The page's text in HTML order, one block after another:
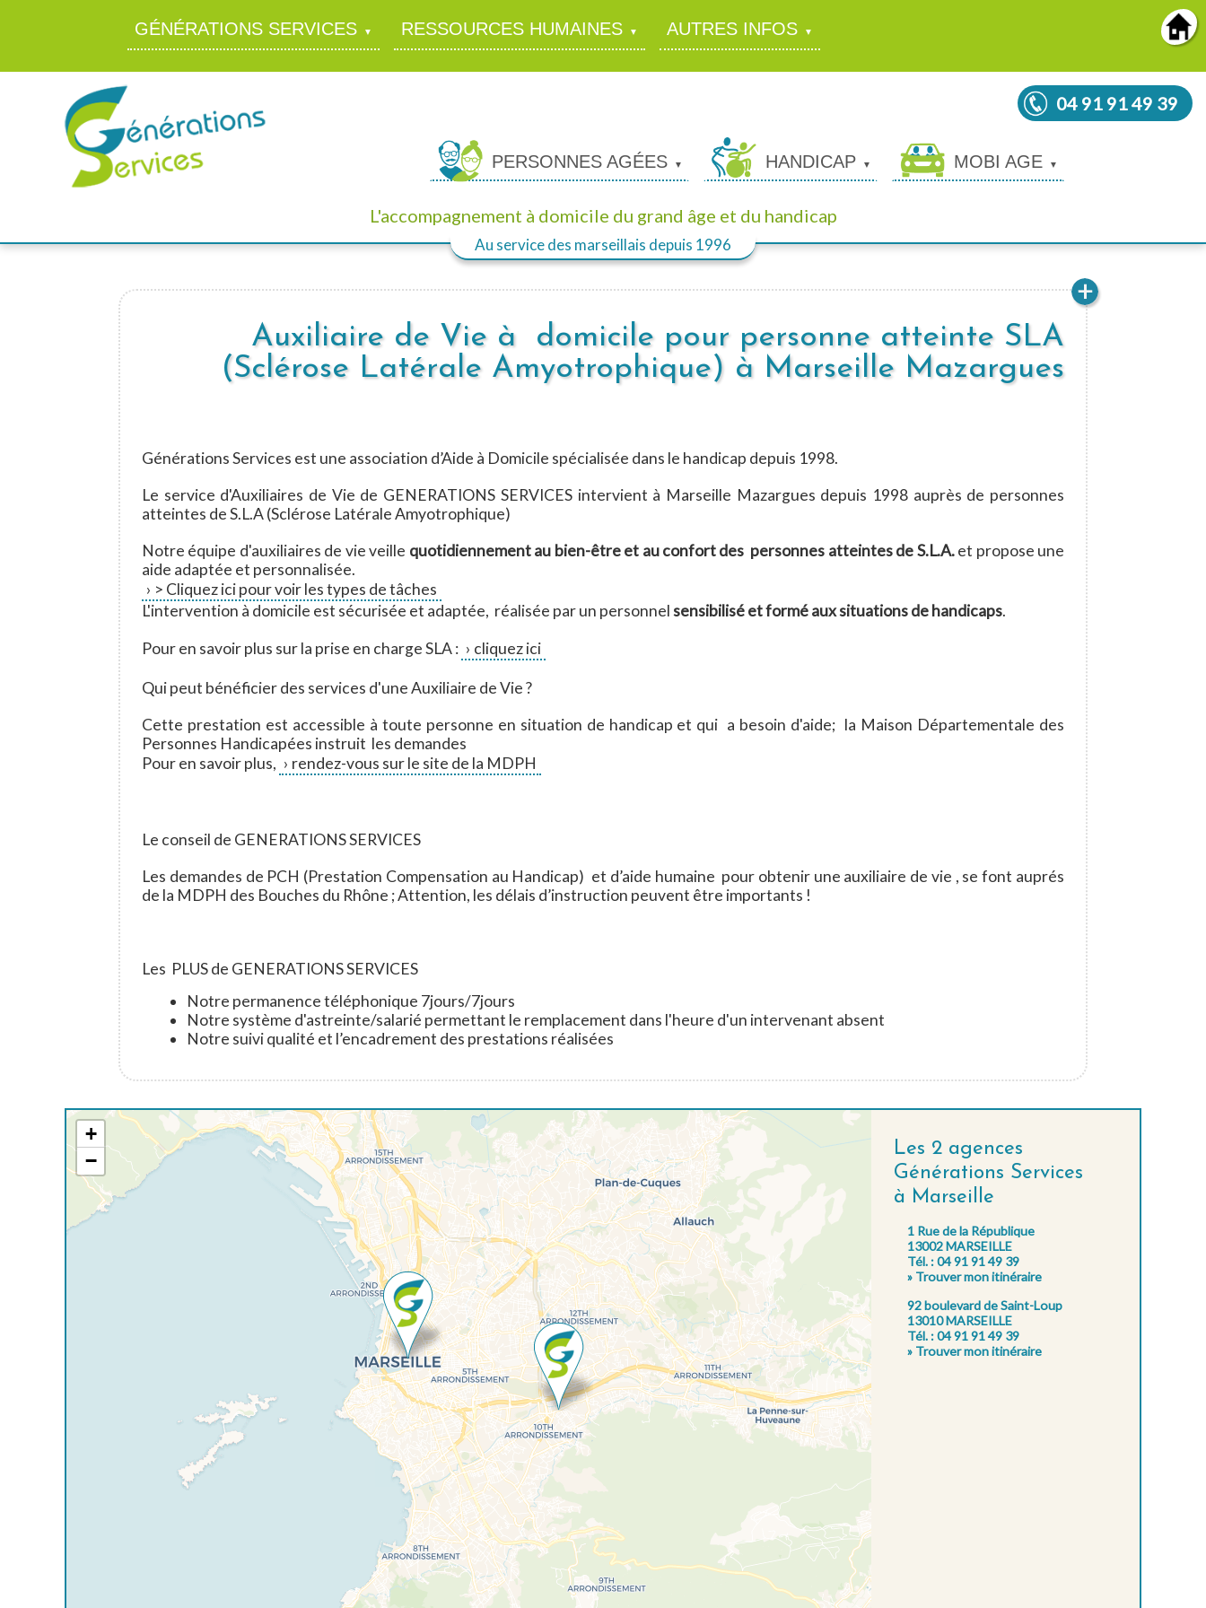
GÉNÉRATIONS SERVICES RESSOURCES HUMAINES AUTRES INFOS
04 91 91 49 39
PERSONNES AGÉES HANDICAP MOBI AGE
L'accompagnement à domicile du grand âge et du handicap
Au service des marseillais depuis 1996
Auxiliaire de Vie à domicile pour personne atteinte SLA
(Sclérose Latérale Amyotrophique) à Marseille Mazargues
Générations Services est une association d’Aide à Domicile spécialisée dans le handicap depuis 1998.
Le service d'Auxiliaires de Vie de GENERATIONS SERVICES intervient à Marseille Mazargues depuis 1998 auprès de personnes
atteintes de S.L.A (Sclérose Latérale Amyotrophique)
Notre équipe d'auxiliaires de vie veille quotidiennement au bien-être et au confort des personnes atteintes de S.L.A.et propose une
aide adaptée et personnalisée.
> Cliquez ici pour voir les types de tâches
L'intervention à domicile est sécurisée et adaptée, réalisée par un personnelsensibilisé et formé aux situations de handicaps.
Pour en savoir plus sur la prise en charge SLA :
cliquez ici
Qui peut bénéficier des services d'une Auxiliaire de Vie ?
Cette prestation est accessible à toute personne en situation de handicap et qui a besoin d'aide; la Maison Départementale des
Personnes Handicapées instruit les demandes
Pour en savoir plus,
rendez-vous sur le site de la MDPH
Le conseil de GENERATIONS SERVICES
Les demandes de PCH (Prestation Compensation au Handicap) et d’aide humaine pour obtenir une auxiliaire de vie , se font auprés
de la MDPH des Bouches du Rhône ; Attention, les délais d’instruction peuvent être importants !
Les PLUS de GENERATIONS SERVICES
Notre permanence téléphonique 7jours/7jours
Notre système d'astreinte/salarié permettant le remplacement dans l'heure d'un intervenant absent
Notre suivi qualité et l’encadrement des prestations réalisées
+
−
Les 2 agences
Générations Services
à Marseille
1 Rue de la République
13002 MARSEILLE
Tél. : 04 91 91 49 39
» Trouver mon itinéraire
92 boulevard de Saint-Loup
13010 MARSEILLE
Tél. : 04 91 91 49 39
» Trouver mon itinéraire